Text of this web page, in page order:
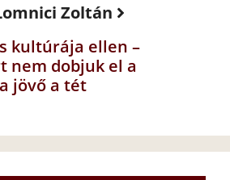
Zoltán
kultúrája ellen –
nem dobjuk el a
jövő a tét